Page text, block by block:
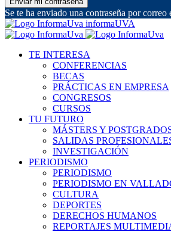
Se te ha enviado una contraseña por correo
informaUVA
TE INTERESA
CONFERENCIAS
BECAS
PRÁCTICAS EN EMPRESA
CONGRESOS
CURSOS
TU FUTURO
MÁSTERS Y
SALIDAS
INVESTIGACIÓN
PERIODISMO
PERIODISMO
PERIODISMO EN
CULTURA
DEPORTES
DERECHOS HUMANOS
REPORTAJES